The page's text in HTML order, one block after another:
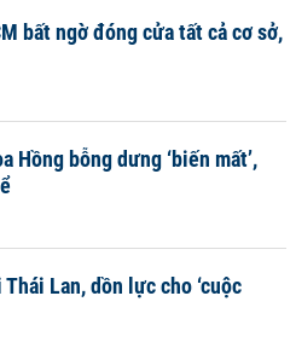
bất ngờ đóng cửa tất cả cơ sở,
Hồng bỗng dưng ‘biến mất’,
Lan, dồn lực cho ‘cuộc